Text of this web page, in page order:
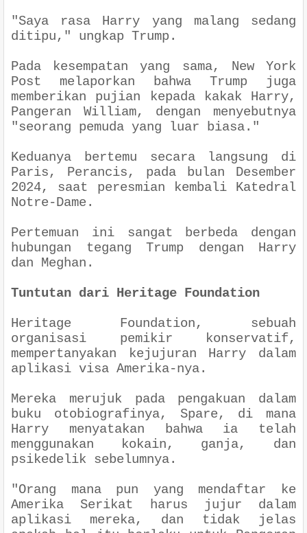
"Saya rasa Harry yang malang sedang
ditipu," ungkap Trump.
Pada kesempatan yang sama, New York
Post melaporkan bahwa Trump juga
memberikan pujian kepada kakak Harry,
Pangeran William, dengan menyebutnya
"seorang pemuda yang luar biasa."
Keduanya bertemu secara langsung di
Paris, Perancis, pada bulan Desember
2024, saat peresmian kembali Katedral
Notre-Dame.
Pertemuan ini sangat berbeda dengan
hubungan tegang Trump dengan Harry
dan Meghan.
Tuntutan dari Heritage Foundation
Heritage Foundation, sebuah
organisasi pemikir konservatif,
mempertanyakan kejujuran Harry dalam
aplikasi visa Amerika-nya.
Mereka merujuk pada pengakuan dalam
buku otobiografinya, Spare, di mana
Harry menyatakan bahwa ia telah
menggunakan kokain, ganja, dan
psikedelik sebelumnya.
"Orang mana pun yang mendaftar ke
Amerika Serikat harus jujur dalam
aplikasi mereka, dan tidak jelas